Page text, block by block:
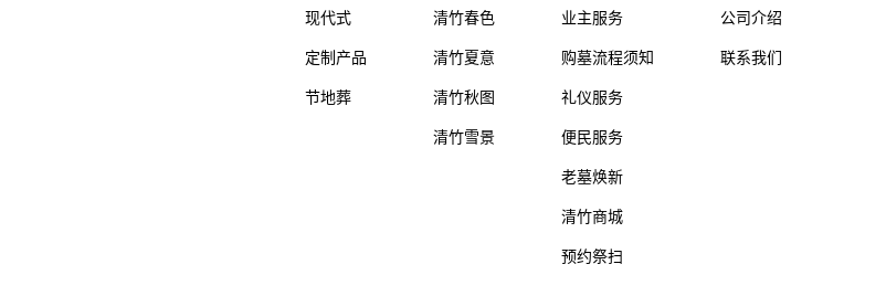
现代式
定制产品
节地葬
清竹春色
清竹夏意
清竹秋图
清竹雪景
业主服务
购墓流程须知
礼仪服务
便民服务
老墓焕新
清竹商城
预约祭扫
公司介绍
联系我们